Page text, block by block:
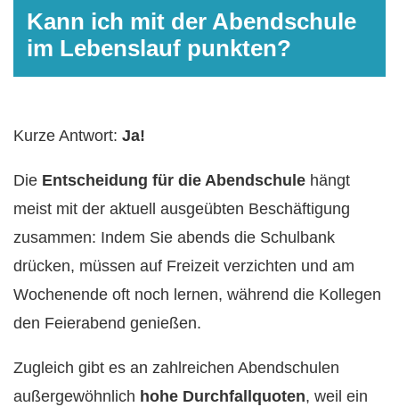
Kann ich mit der Abendschule
im Lebenslauf punkten?
Kurze Antwort: Ja!
Die Entscheidung für die Abendschule hängt
meist mit der aktuell ausgeübten Beschäftigung
zusammen: Indem Sie abends die Schulbank
drücken, müssen auf Freizeit verzichten und am
Wochenende oft noch lernen, während die Kollegen
den Feierabend genießen.
Zugleich gibt es an zahlreichen Abendschulen
außergewöhnlich hohe Durchfallquoten, weil ein